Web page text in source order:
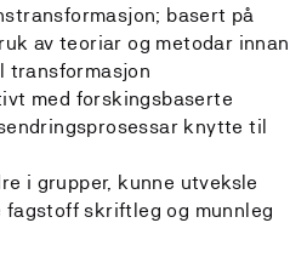
basert på
av teoriar og metodar innan
transformasjon
med forskingsbaserte
knytte til
i grupper, kunne utveksle
skriftleg og munnleg